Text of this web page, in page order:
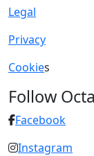
Legal
Privacy
Cookies
Follow
Facebook
Instagram